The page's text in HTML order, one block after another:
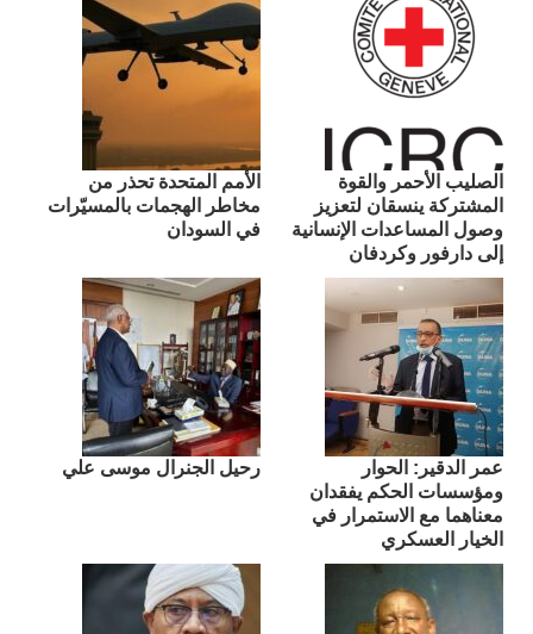
الصليب الأحمر والقوة
المشتركة ينسقان لتعزيز
وصول المساعدات الإنسانية
إلى دارفور وكردفان
الأمم المتحدة تحذر من
مخاطر الهجمات بالمسيّرات
في السودان
عمر الدقير: الحوار
ومؤسسات الحكم يفقدان
معناهما مع الاستمرار في
الخيار العسكري
رحيل الجنرال موسى علي